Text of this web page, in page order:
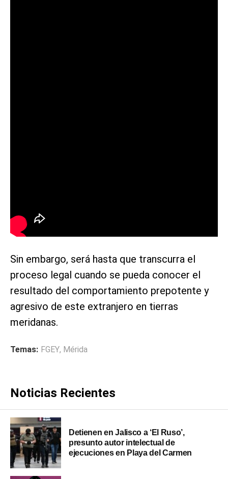
Sin embargo, será hasta que transcurra el
proceso legal cuando se pueda conocer el
resultado del comportamiento prepotente y
agresivo de este extranjero en tierras
meridanas.
Temas: FGEY, Mérida
Noticias Recientes
Detienen en Jalisco a ‘El Ruso’,
presunto autor intelectual de
ejecuciones en Playa del Carmen